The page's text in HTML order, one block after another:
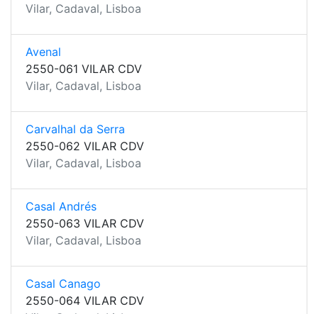
Vilar, Cadaval, Lisboa
Avenal
2550-061 VILAR CDV
Vilar, Cadaval, Lisboa
Carvalhal da Serra
2550-062 VILAR CDV
Vilar, Cadaval, Lisboa
Casal Andrés
2550-063 VILAR CDV
Vilar, Cadaval, Lisboa
Casal Canago
2550-064 VILAR CDV